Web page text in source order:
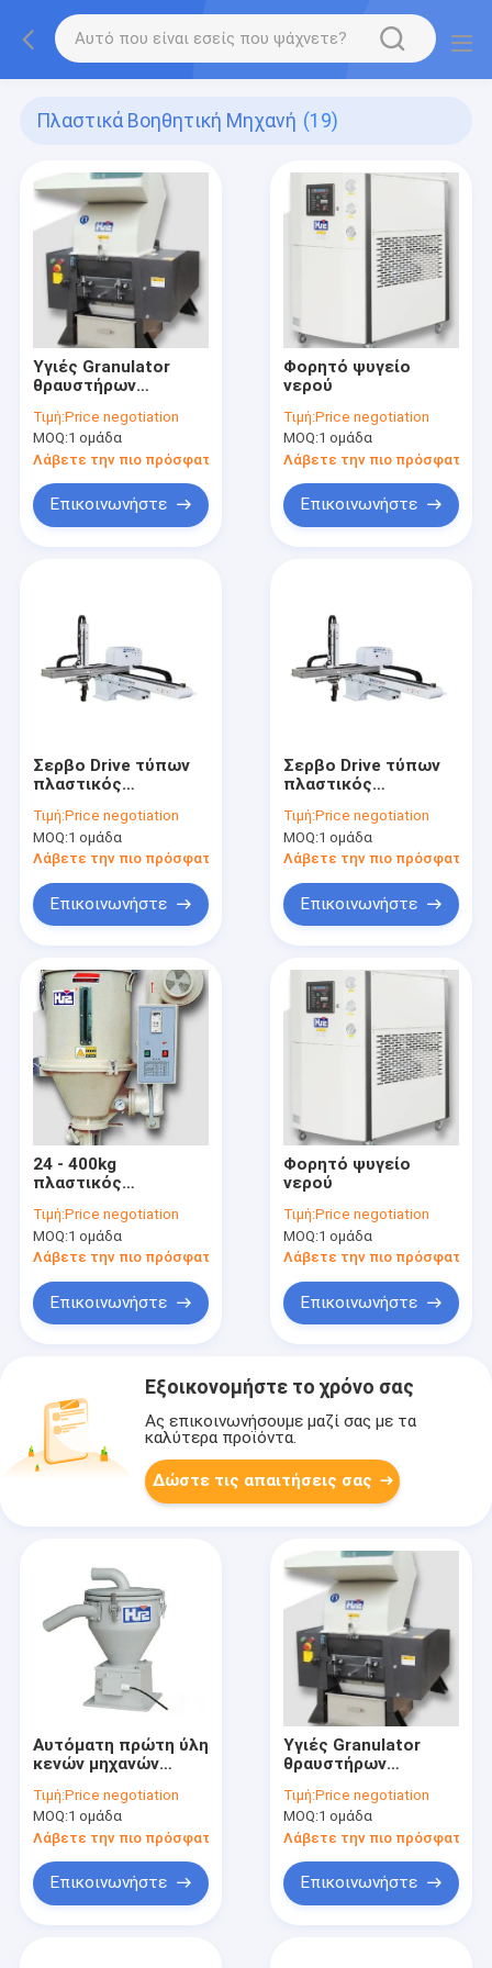
Πλαστικά Βοηθητική Μηχανή (19)
Υγιές Granulator
θραυστήρων
αργόστροφο
Τιμή:Price negotiation
MOQ:1 ομάδα
Λάβετε την πιο πρόσφατη τιμή
Επικοινωνήστε
Φορητό ψυγείο
νερού
Τιμή:Price negotiation
MOQ:1 ομάδα
Λάβετε την πιο πρόσφατη
Επικοινωνήστε
Σερβο Drive τύπων
πλαστικός
κάθετος βραχίονας
άξονα εξοπλισμού
ενιαίος
Τιμή:Price negotiation
MOQ:1 ομάδα
Λάβετε την πιο πρόσφατη τιμή
Επικοινωνήστε
Σερβο Drive τύπων
πλαστικός
κάθετος βραχίονας
άξονα εξοπλισμού
ενιαίος
Τιμή:Price negotiation
MOQ:1 ομάδα
Λάβετε την πιο πρόσφατη
Επικοινωνήστε
24 - 400kg
πλαστικός
στεγνωτήρας
χοανών μηχανών
ικανότητας
Τιμή:Price negotiation
MOQ:1 ομάδα
Λάβετε την πιο πρόσφατη τιμή
Επικοινωνήστε
Φορητό ψυγείο
νερού
Τιμή:Price negotiation
MOQ:1 ομάδα
Λάβετε την πιο πρόσφατη
Επικοινωνήστε
Εξοικονομήστε το χρόνο σας
Ας επικοινωνήσουμε μαζί σας με τα
καλύτερα προϊόντα.
Δώστε τις απαιτήσεις σας
Αυτόματη πρώτη ύλη
κενών μηχανών
βοηθητική στη χοάνη
μηχανών
Τιμή:Price negotiation
MOQ:1 ομάδα
Λάβετε την πιο πρόσφατη τιμή
Επικοινωνήστε
Υγιές Granulator
θραυστήρων
αργόστροφο
Τιμή:Price negotiation
MOQ:1 ομάδα
Λάβετε την πιο πρόσφατη
Επικοινωνήστε